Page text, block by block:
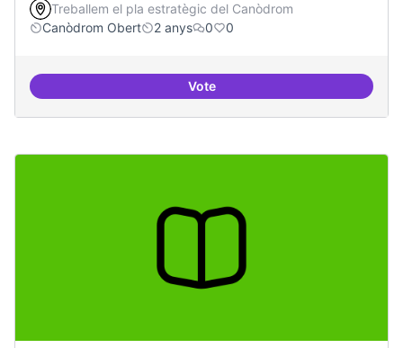
Treballem el pla estratègic del Canòdrom
Canòdrom Obert
2 anys 0 0
VoteVideojocs alternatius